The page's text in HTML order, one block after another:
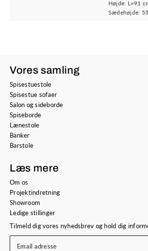
Højde: L=91
Sædehøjde:
Vores samling
Spisestuestole
Spisestue sofaer
Salon og sideborde
Spiseborde
Lænestole
Banker
Barstole
Læs mere
Om os
Projektindretning
Showroom
Ledige stillinger
Tilmeld dig vores nyhedsbrev og hold dig
Email adresse